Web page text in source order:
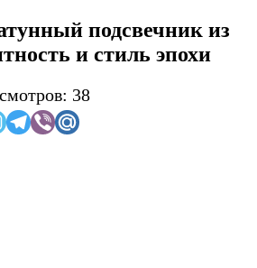
подсвечник из
и стиль эпохи
38